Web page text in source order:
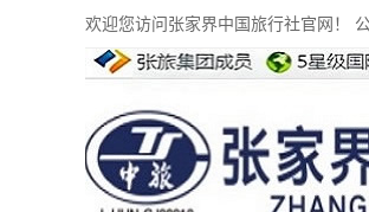
欢迎您访问张家界中国旅行社官网！